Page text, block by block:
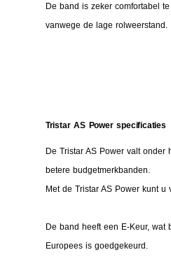
De band is zeker comfortabel
vanwege de lage rolweerstand.
Tristar AS Power specificaties
De Tristar AS Power valt onder
betere budgetmerkbanden.
Met de Tristar AS Power kunt u
De band heeft een E-Keur, wat
Europees is goedgekeurd.